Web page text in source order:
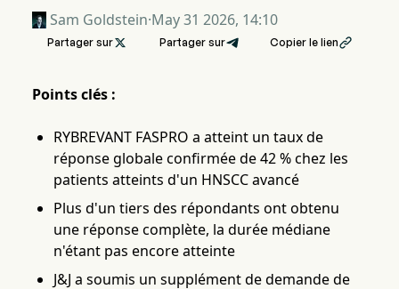
Sam Goldstein·May 31 2026, 14:10
Partager sur Partager sur Copier le lien
Points clés :
RYBREVANT FASPRO a atteint un taux de
réponse globale confirmée de 42 % chez les
patients atteints d'un HNSCC avancé
Plus d'un tiers des répondants ont obtenu
une réponse complète, la durée médiane
n'étant pas encore atteinte
J&J a soumis un supplément de demande de